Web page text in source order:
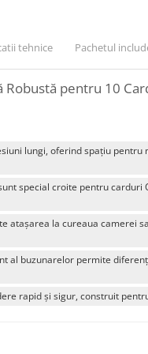
tehnice Pachetul
Robustă pentru 10
lungi, oferind spațiu pentru
special croite pentru carduri
atașarea la cureaua camerei
al buzunarelor permite
rapid și sigur, construit